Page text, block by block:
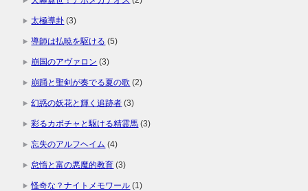
太極導卦 (3)
導師は払暁を駆ける (5)
崩国のアヴァロン (3)
崩踊と聖剣が奏でる夏の歌 (2)
幻惑の妖花と輝く追跡者 (3)
彩るカボチャと駆ける精霊馬 (3)
忘失のアルフヘイム (4)
怠惰と富の悪魔的教育 (3)
怪奇な？ナイトメモワール (1)